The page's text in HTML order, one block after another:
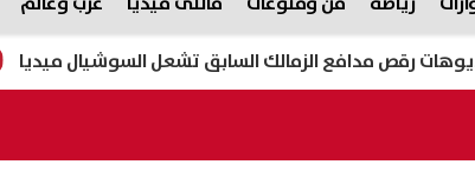
الزمالك السابق تشعل السوشيال ميديا